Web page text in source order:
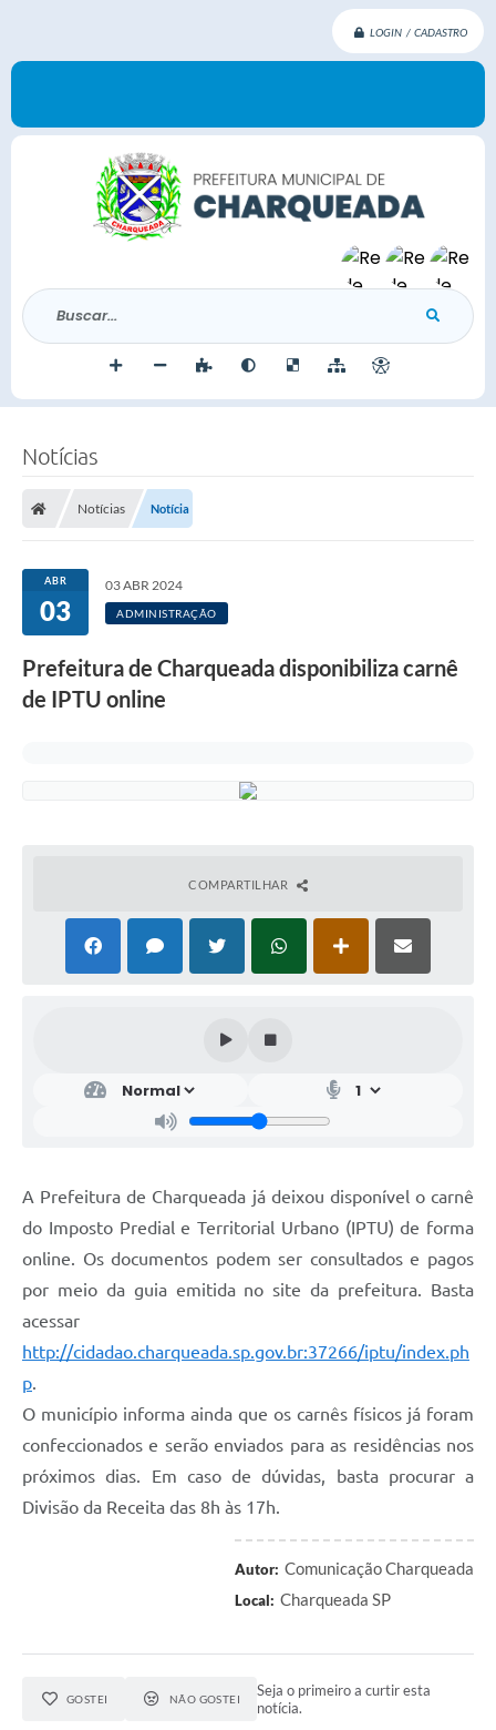
LOGIN / CADASTRO
Buscar...
Notícias
Notícias Notícia
ABR
03
03 ABR 2024
ADMINISTRAÇÃO
Prefeitura de Charqueada disponibiliza carnê
de IPTU online
COMPARTILHAR
A Prefeitura de Charqueada já deixou disponível o carnê
do Imposto Predial e Territorial Urbano (IPTU) de forma
online. Os documentos podem ser consultados e pagos
por meio da guia emitida no site da prefeitura. Basta
acessar
http://cidadao.charqueada.sp.gov.br:37266/iptu/index.ph
p.
O município informa ainda que os carnês físicos já foram
confeccionados e serão enviados para as residências nos
próximos dias. Em caso de dúvidas, basta procurar a
Divisão da Receita das 8h às 17h.
Autor: Comunicação Charqueada
Local: Charqueada SP
GOSTEI NÃO GOSTEI
Seja o primeiro a curtir esta
notícia.